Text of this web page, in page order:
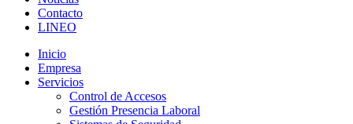
Contacto
LINEO
Inicio
Empresa
Servicios
Control de Accesos
Gestión Presencia Laboral